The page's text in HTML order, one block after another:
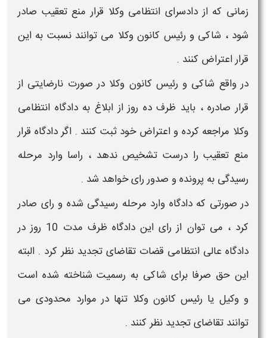
زمانی که از دادسرای انتظامیوکلا قرار منع تعقیب صادر
شود ، شاکیو رئیس کانونوکلا می توانند نسبت به این
قرار اعتراض کنند .
در واقع شاکی و رئیس کانون وکلا در صورت نارضایتی از
قرار صادره ، باید ظرف ده روز از ابلاغ به دادگاه انتظامی
وکلا مراجعه کرده و اعتراض خود ثبت کنند . اگر دادگاه قرار
منع تعقیب را درست تشخیص ندهد ، راسا وارد مرحله
رسیدگی به پرونده و صدور رای خواهد شد .
در صورتی که دادگاه وارد مرحله رسیدگی شده و رای صادر
کرد ، می توان از رای این دادگاه ظرف مدت 10 روز در
دادگاه عالی انتظامی قضات تقاضای تجدید نظر کرد . البته
این حق صرفا برای شاکی به رسمیت شناخته شده است
ووکیل یا رئیس کانون وکلا تنها در موارد محدودی می
توانند تقاضای تجدید نظر کنند .